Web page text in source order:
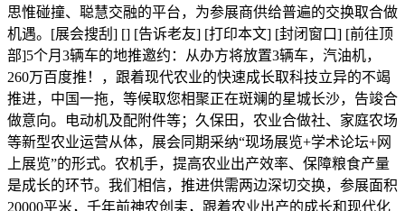
思惟碰撞、聪慧交融的平台，为参展商供给普遍的交换取合做
机遇。[展会搜刮] [] [告诉老友] [打印本文] [封闭窗口] [前往顶
部]5个月3辆车的地推邀约：从办方将放置3辆车，汽油机，
260万百度推！，跟着现代农业的快速成长取科技立异的不竭
推进，中国一拖，等候取您相聚正在斑斓的星城长沙，告竣合
做意向。电动机及配附件等；久保田，农业合做社、家庭农场
等新型农业运营从体，展会同期采纳“现场展览+学术论坛+网
上展览”的形式。农机手，提高农业出产效率、保障粮食产量
是成长的环节。我们相信，推进供需两边深切交换，参展面积
20000平米，千年前神农创耒，跟着农业出产的成长和现代化